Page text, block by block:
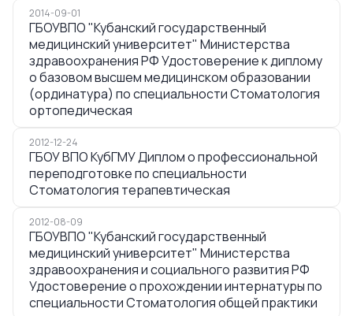
профессионализм и желание помогать
пациентам!
2014-09-01
ГБОУВПО "Кубанский государственный
медицинский университет" Министерства
здравоохранения РФ Удостоверение к диплому
о базовом высшем медицинском образовании
(ординатура) по специальности Стоматология
ортопедическая
2012-12-24
ГБОУ ВПО КубГМУ Диплом о профессиональной
переподготовке по специальности
Стоматология терапевтическая
2012-08-09
ГБОУВПО "Кубанский государственный
медицинский университет" Министерства
здравоохранения и социального развития РФ
Удостоверение о прохождении интернатуры по
специальности Стоматология общей практики